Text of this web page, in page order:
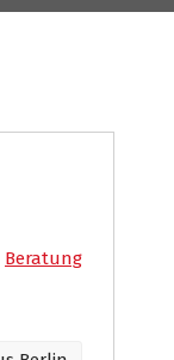
Beratung